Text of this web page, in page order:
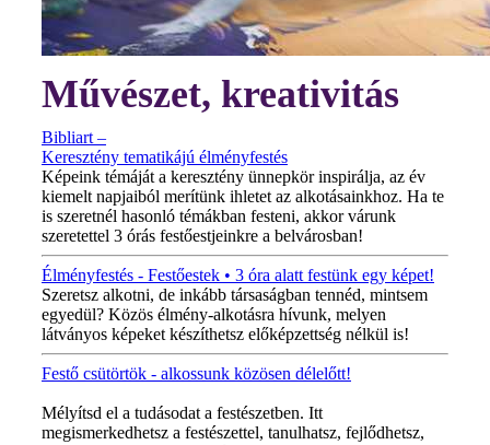
Művészet, kreativitás
Bibliart –
Keresztény tematikájú élményfestés
Képeink témáját a keresztény ünnepkör inspirálja, az év
kiemelt napjaiból merítünk ihletet az alkotásainkhoz. Ha te
is szeretnél hasonló témákban festeni, akkor várunk
szeretettel 3 órás festőestjeinkre a belvárosban!
Élményfestés - Festőestek • 3 óra alatt festünk egy képet!
Szeretsz alkotni, de inkább társaságban tennéd, mintsem
egyedül? Közös élmény-alkotásra hívunk, melyen
látványos képeket készíthetsz előképzettség nélkül is!
Festő csütörtök - alkossunk közösen délelőtt!
Mélyítsd el a tudásodat a festészetben. Itt
megismerkedhetsz a festészettel, tanulhatsz, fejlődhetsz,